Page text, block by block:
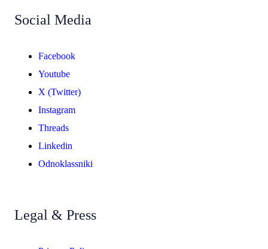
Social Media
Facebook
Youtube
X (Twitter)
Instagram
Threads
Linkedin
Odnoklassniki
Legal & Press